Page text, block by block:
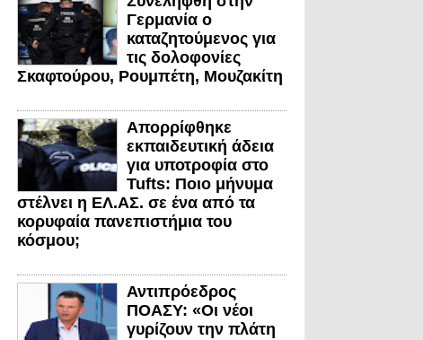
Γερμανία ο
καταζητούμενος για
τις δολοφονίες
Σκαφτούρου, Ρουμπέτη, Μουζακίτη
Απορρίφθηκε
εκπαιδευτική άδεια
για υποτροφία στο
Tufts: Ποιο μήνυμα
στέλνει η ΕΛ.ΑΣ. σε ένα από τα
κορυφαία πανεπιστήμια του
κόσμου;
Αντιπρόεδρος
ΠΟΑΣΥ: «Οι νέοι
γυρίζουν την πλάτη